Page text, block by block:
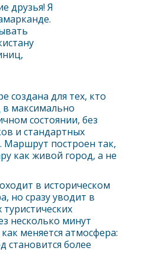
создана для тех, кто
в максимально
состоянии, без
и стандартных
Маршрут построен так,
как живой город, а не
в историческом
, но сразу уводит в
несколько минут
меняется атмосфера:
становится более
друзья! Я